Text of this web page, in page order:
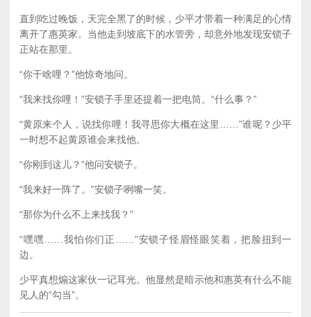
直到吃过晚饭，天完全黑了的时候，少平才带着一种满足的心情
离开了惠英家。当他走到坡底下的水管旁，却意外地发现安锁子
正站在那里。
“你干啥哩？”他惊奇地问。
“我来找你哩！”安锁子手里还提着一把电筒。“什么事？”
“黄原来个人，说找你哩！我寻思你大概在这里……”谁呢？少平
一时想不起黄原谁会来找他。
“你刚到这儿？”他问安锁子。
“我来好一阵了。”安锁子咧嘴一笑。
“那你为什么不上来找我？”
“嘿嘿……我怕你们正……”安锁子怪眉怪眼笑着，把脸扭到一
边。
少平真想煽这家伙一记耳光。他显然是暗示他和惠英有什么不能
见人的“勾当”。